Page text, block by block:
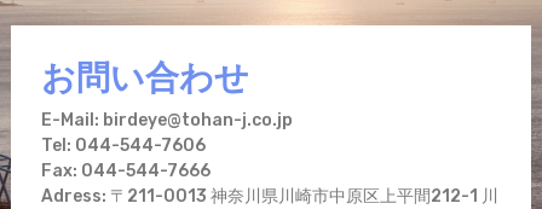
お問い合わせ
E-Mail: birdeye@tohan-j.co.jp
Tel: 044-544-7606
Fax: 044-544-7666
Adress: 〒211-0013 神奈川県川崎市中原区上平間212-1 川